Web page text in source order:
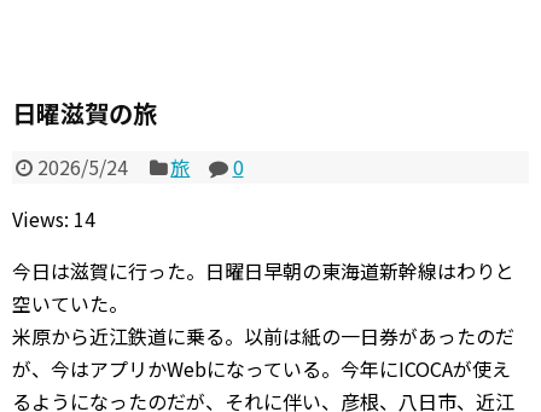
日曜滋賀の旅
2026/5/24 旅
0
Views: 14
今日は滋賀に行った。日曜日早朝の東海道新幹線はわりと
空いていた。
米原から近江鉄道に乗る。以前は紙の一日券があったのだ
が、今はアプリかWebになっている。今年にICOCAが使え
るようになったのだが、それに伴い、彦根、八日市、近江